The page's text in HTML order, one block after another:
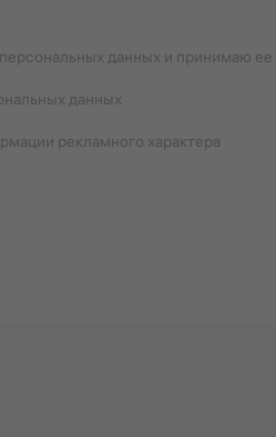
данных и принимаю ее
данных
рекламного характера